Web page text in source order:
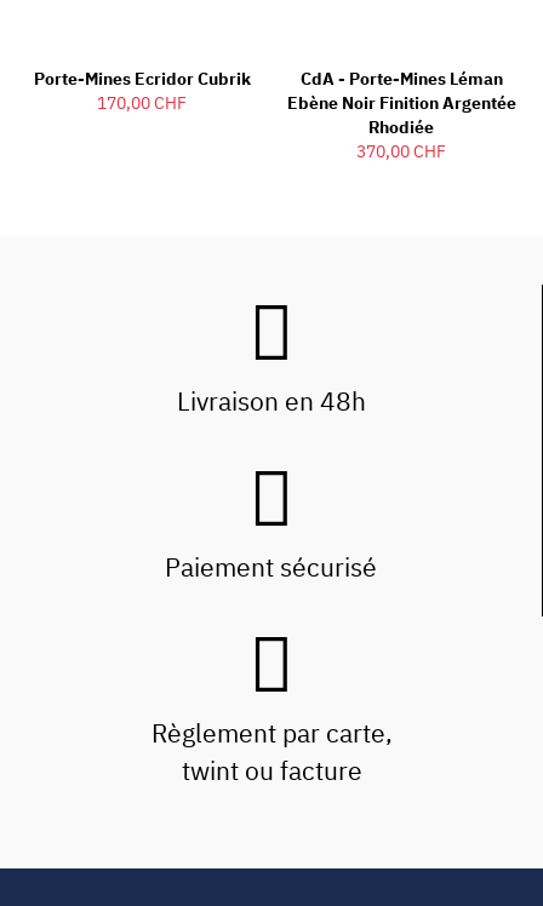
Porte-Mines Ecridor Cubrik
170,00 CHF
CdA - Porte-Mines Léman
Ebène Noir Finition Argentée
Rhodiée
370,00 CHF
Livraison en 48h
Paiement sécurisé
Règlement par carte,
twint ou facture